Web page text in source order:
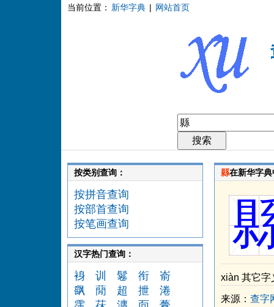
当前位置： 新华字典 | 网站首页
按类别查询：
按拼音查询
按部首查询
按笔画查询
汉字热门查询：
裑 训 鬈 衔
嵛
飖
蕑 超 抴
淃
縣在新华字
xiàn 其它字
来源： 查字